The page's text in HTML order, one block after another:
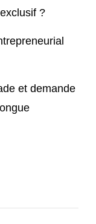
?
et demande